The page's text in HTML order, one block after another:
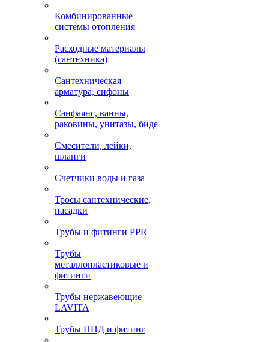
Комбинированные
системы отопления
Расходные материалы
(сантехника)
Сантехническая
арматура, сифоны
Санфаянс, ванны,
раковины, унитазы, биде
Смесители, лейки,
шланги
Счетчики воды и газа
Тросы сантехнические,
насадки
Трубы и фитинги PPR
Трубы
металлопластиковые и
фитинги
Трубы нержавеющие
LAVITA
Трубы ПНД и фитинг